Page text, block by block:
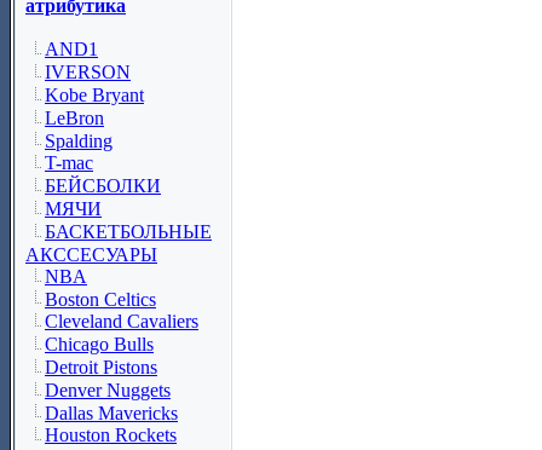
атрибутика
AND1
IVERSON
Kobe Bryant
LeBron
Spalding
T-mac
БЕЙСБОЛКИ
МЯЧИ
БАСКЕТБОЛЬНЫЕ
АКССЕСУАРЫ
NBA
Boston Celtics
Cleveland Cavaliers
Chicago Bulls
Detroit Pistons
Denver Nuggets
Dallas Mavericks
Houston Rockets